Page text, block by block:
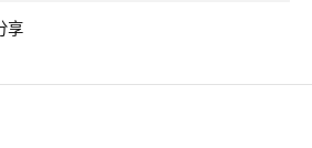
享